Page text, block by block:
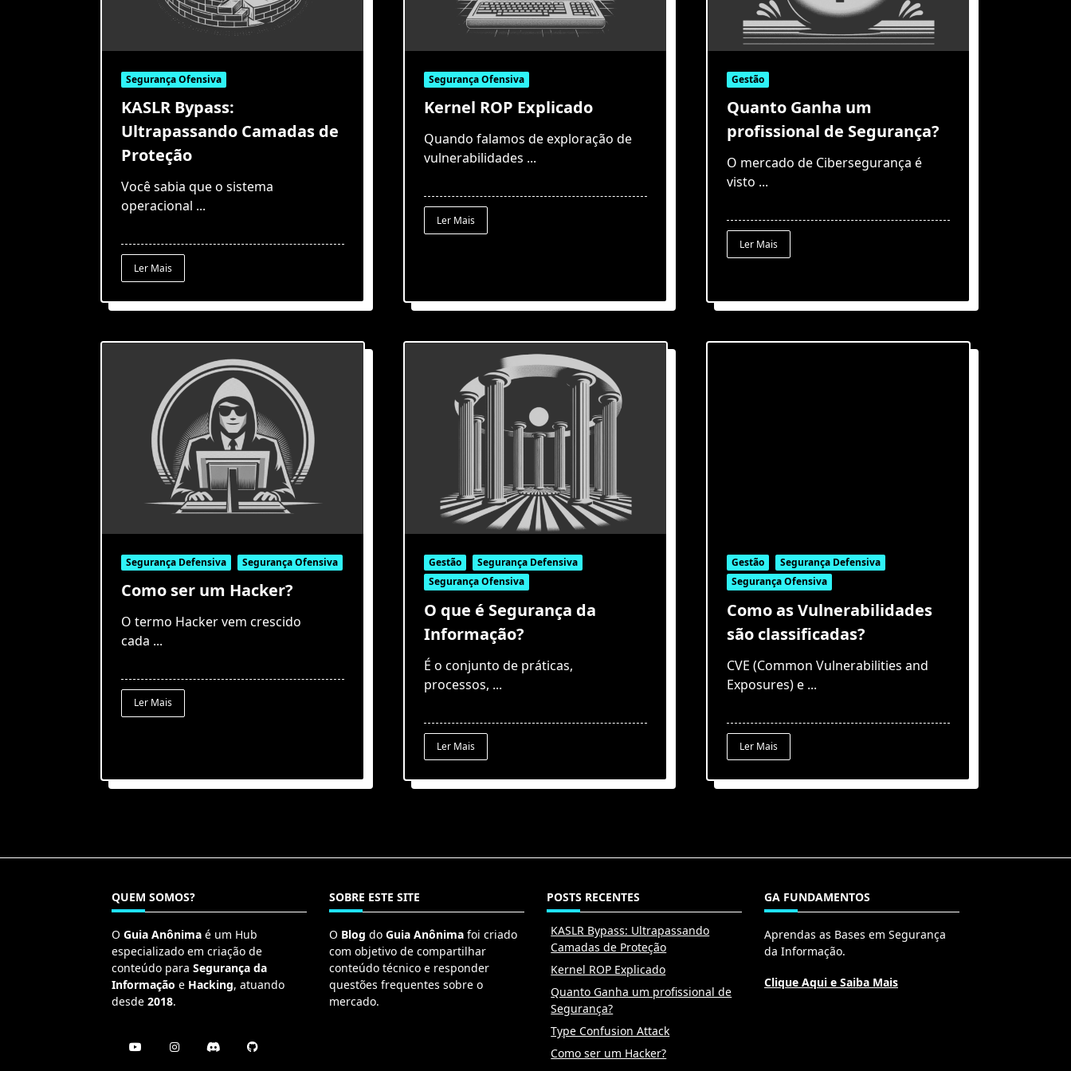
Segurança Ofensiva
KASLR Bypass:
Ultrapassando Camadas de
Proteção
Você sabia que o sistema
operacional ...
Ler Mais
Segurança Ofensiva
Kernel ROP Explicado
Quando falamos de exploração de
vulnerabilidades ...
Ler Mais
Gestão
Quanto Ganha um
profissional de Segurança?
O mercado de Cibersegurança é
visto ...
Ler Mais
Segurança Defensiva Segurança Ofensiva
Como ser um Hacker?
O termo Hacker vem crescido
cada ...
Ler Mais
Gestão
Segurança Defensiva
Segurança Ofensiva
O que é Segurança da
Informação?
É o conjunto de práticas,
processos, ...
Ler Mais
Gestão
Segurança Defensiva
Segurança Ofensiva
Como as Vulnerabilidades
são classificadas?
CVE (Common Vulnerabilities and
Exposures) e ...
Ler Mais
QUEM SOMOS?
O Guia Anônima é um Hub
especializado em criação de
conteúdo para Segurança da
Informação e Hacking, atuando
desde 2018.
SOBRE ESTE SITE
O Blog do Guia Anônima foi criado
com objetivo de compartilhar
conteúdo técnico e responder
questões frequentes sobre o
mercado.
POSTS RECENTES
KASLR Bypass: Ultrapassando
Camadas de Proteção
Kernel ROP Explicado
Quanto Ganha um profissional de
Segurança?
Type Confusion Attack
Como ser um Hacker?
GA FUNDAMENTOS
Aprendas as Bases em Segurança
da Informação.
Clique Aqui e Saiba Mais